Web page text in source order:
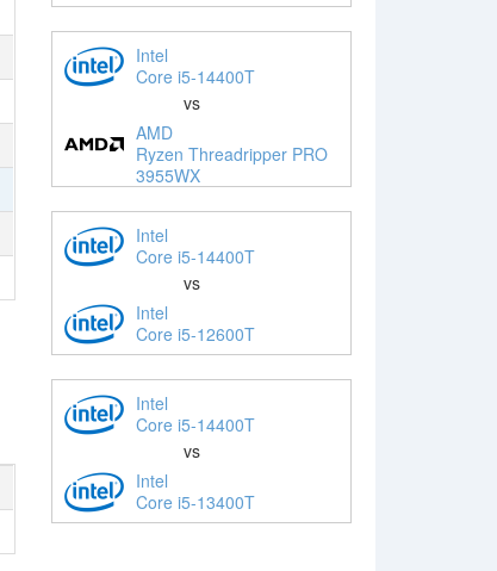
Intel
Core i5-14400T
vs
AMD
Ryzen Threadripper PRO
3955WX
Intel
Core i5-14400T
vs
Intel
Core i5-12600T
Intel
Core i5-14400T
vs
Intel
Core i5-13400T